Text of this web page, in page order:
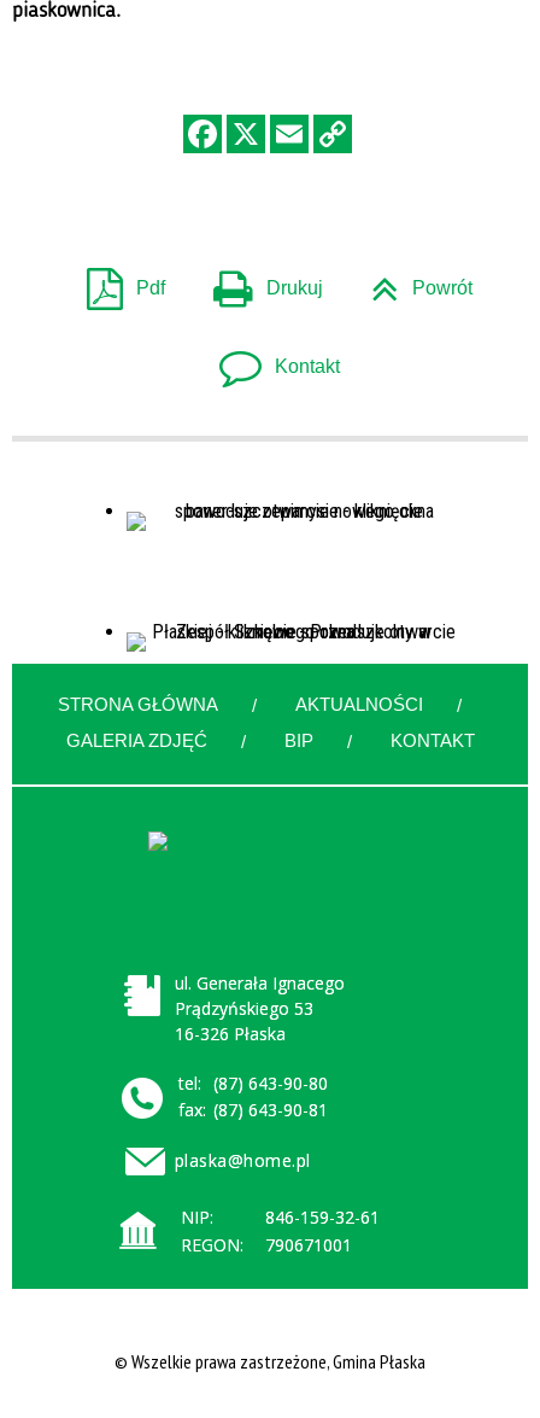
piaskownica.
Pdf Drukuj Powrót
Kontakt
STRONA GŁÓWNA
AKTUALNOŚCI
GALERIA ZDJĘĆ
BIP KONTAKT
ul. Generała Ignacego
Prądzyńskiego 53
16-326 Płaska
tel: (87) 643-90-80
fax: (87) 643-90-81
plaska@home.pl
NIP:
846-159-32-61
REGON:
790671001
© Wszelkie prawa zastrzeżone, Gmina Płaska